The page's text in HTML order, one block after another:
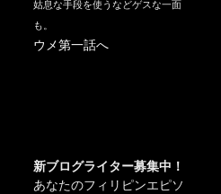
姑息な手段を使うなどゲスな一面
も。
ウメ第一話へ
新ブログライター募集中！
あなたのフィリピンエピソ